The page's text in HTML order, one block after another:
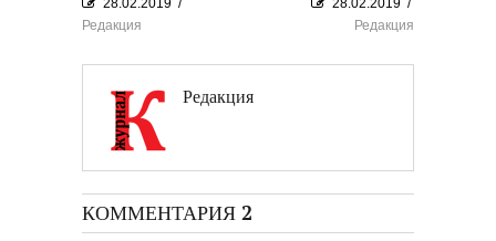
28.02.2019 /
Редакция
28.02.2019 /
Редакция
Редакция
КОММЕНТАРИЯ 2